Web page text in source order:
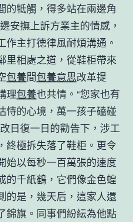
的牴觸，得多站在兩邊角
安撫上訴方業主的情感，
作主打德律風耐煩溝通。
里相處之道，從鞋柜帶來
包養間包養意思改革提
理包養也共情。“您家也有
恃的心境，萬一孩子磕碰
日復一日的勸告下，涉工
終極拆失落了鞋柜。更令
始以每秒一百萬張的速度
的千紙鶴，它們像金色蝗
的是，幾天后，這家人還
錦旗。同事們紛紜為他點